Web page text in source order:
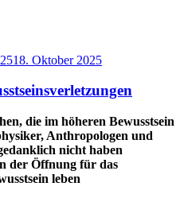
18. Oktober 2025
die im höheren Bewusstsein
Anthropologen und
nicht haben
der Öffnung für das
leben